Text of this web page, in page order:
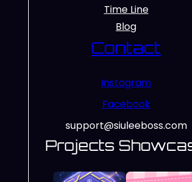
Time Line
Blog
Contact
Instagram
Facebook
support@siuleeboss.com
Projects